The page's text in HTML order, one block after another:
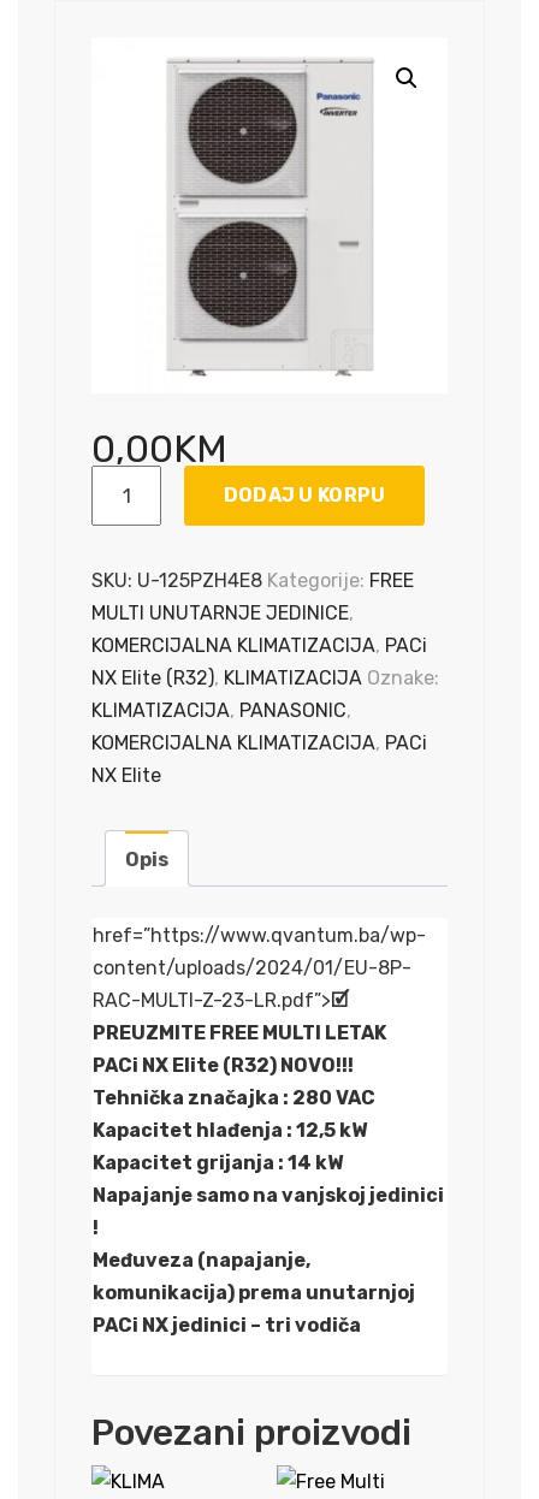
0,00KM
Vanjska
Jedinica
/
380
VAC
/
12,5
količina
DODAJ U KORPU
SKU: U-125PZH4E8 Kategorije: FREE
MULTI UNUTARNJE JEDINICE,
KOMERCIJALNA KLIMATIZACIJA, PACi
NX Elite (R32), KLIMATIZACIJA Oznake:
KLIMATIZACIJA, PANASONIC,
KOMERCIJALNA KLIMATIZACIJA, PACi
NX Elite
Opis
href=”https://www.qvantum.ba/wp-
content/uploads/2024/01/EU-8P-
RAC-MULTI-Z-23-LR.pdf”>🗹
PREUZMITE FREE MULTI LETAK
PACi NX Elite (R32) NOVO!!!
Tehnička značajka : 280 VAC
Kapacitet hlađenja : 12,5 kW
Kapacitet grijanja : 14 kW
Napajanje samo na vanjskoj jedinici
!
Međuveza (napajanje,
komunikacija) prema unutarnjoj
PACi NX jedinici – tri vodiča
Povezani proizvodi